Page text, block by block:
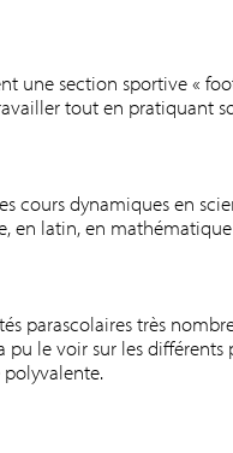
une section sportive «
tout en pratiquant
cours dynamiques en
en latin, en
parascolaires très
pu le voir sur les différents
polyvalente.